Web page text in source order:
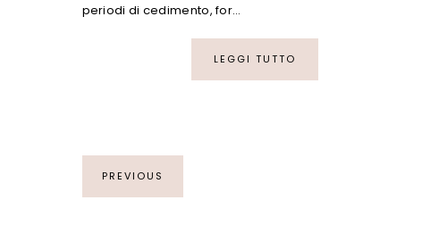
periodi di cedimento, for…
LEGGI TUTTO
PREVIOUS